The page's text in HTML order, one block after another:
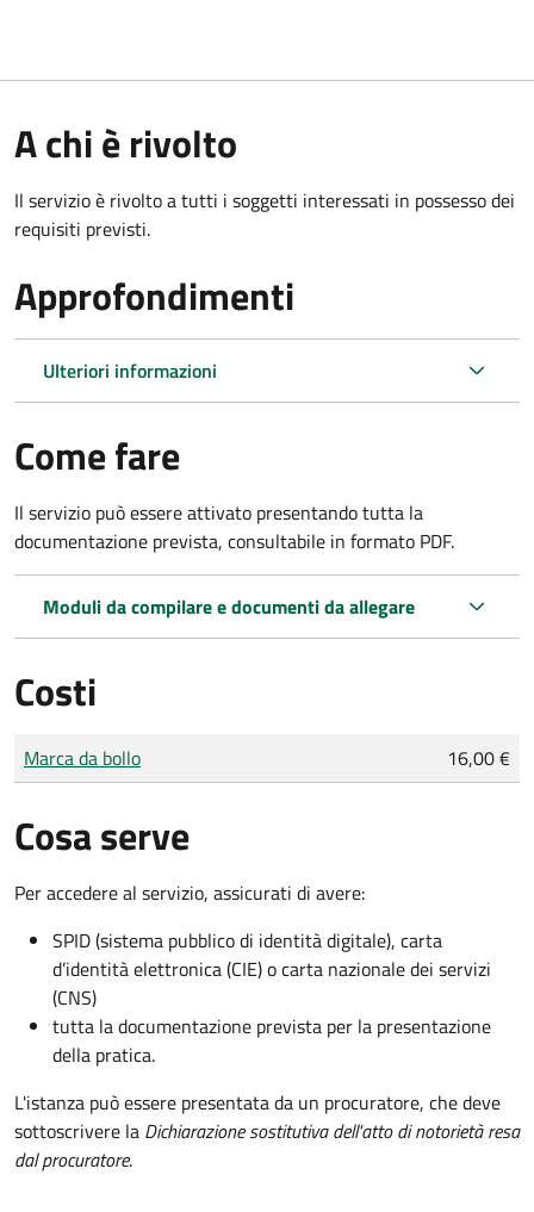
A chi è rivolto
Il servizio è rivolto a tutti i soggetti interessati in possesso dei
requisiti previsti.
Approfondimenti
Ulteriori informazioni
Come fare
Il servizio può essere attivato presentando tutta la
documentazione prevista, consultabile in formato PDF.
Moduli da compilare e documenti da allegare
Costi
Tipo di pagamento
Importo
Marca da bollo 16,00 €
Cosa serve
Per accedere al servizio, assicurati di avere:
SPID (sistema pubblico di identità digitale), carta
d’identità elettronica (CIE) o carta nazionale dei servizi
(CNS)
tutta la documentazione prevista per la presentazione
della pratica.
L'istanza può essere presentata da un procuratore, che deve
sottoscrivere la Dichiarazione sostitutiva dell'atto di notorietà resa
dal procuratore.